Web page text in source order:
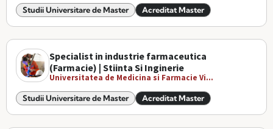
Studii Universitare de Master Acreditat Master
Specialist in industrie farmaceutica
(Farmacie) | Stiinta Si Inginerie
Universitatea de Medicina si Farmacie Vi...
Studii Universitare de Master Acreditat Master